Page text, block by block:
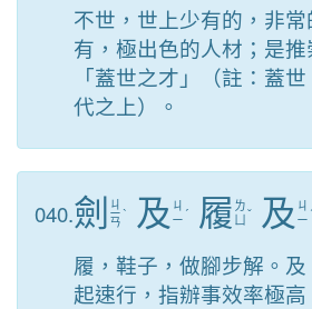
不世，世上少有的，非
有，極出色的人材；是
「蓋世之才」（註：蓋
代之上）。
040.劍 ㄐ
ㄧ
ㄢ
ˋ 及 ㄐ
ㄧ ˊ 履 ㄌ
ˇ 及 ㄐ
ㄧ ˊ
履，鞋子，做腳步解。
起速行，指辦事效率極高